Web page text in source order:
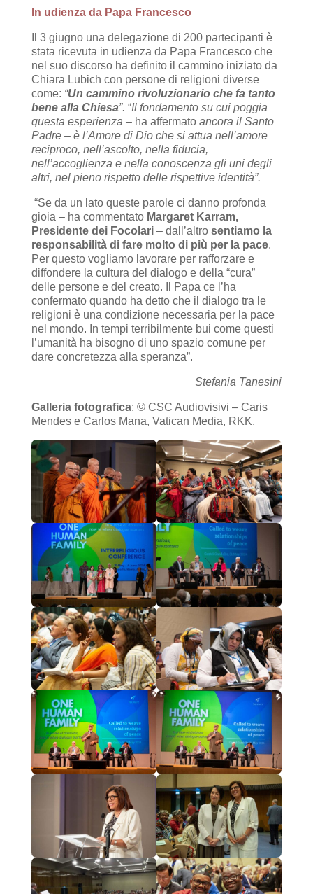
In udienza da Papa Francesco
Il 3 giugno una delegazione di 200 partecipanti è
stata ricevuta in udienza da Papa Francesco che
nel suo discorso ha definito il cammino iniziato da
Chiara Lubich con persone di religioni diverse
come: “Un cammino rivoluzionario che fa tanto
bene alla Chiesa”. “Il fondamento su cui poggia
questa esperienza – ha affermatoancora il Santo
Padre – è l’Amore di Dio che si attua nell’amore
reciproco, nell’ascolto, nella fiducia,
nell’accoglienza e nella conoscenza gli uni degli
altri, nel pieno rispetto delle rispettive identità”.
“Se da un lato queste parole ci danno profonda
gioia – ha commentato Margaret Karram,
Presidente dei Focolari– dall’altro sentiamo la
responsabilità di fare molto di più per la pace.
Per questo vogliamo lavorare per rafforzare e
diffondere la cultura del dialogo e della “cura”
delle persone e del creato. Il Papa ce l’ha
confermato quando ha detto che il dialogo tra le
religioni è una condizione necessaria per la pace
nel mondo. In tempi terribilmente bui come questi
l’umanità ha bisogno di uno spazio comune per
dare concretezza alla speranza”.
Stefania Tanesini
Galleria fotografica: © CSC Audiovisivi – Caris
Mendes e Carlos Mana, Vatican Media, RKK.